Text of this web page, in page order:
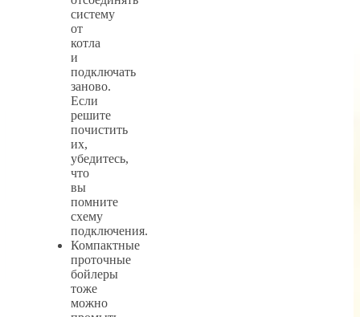
систему
от
котла
и
подключать
заново.
Если
решите
почистить
их,
убедитесь,
что
вы
помните
схему
подключения.
Компактные
проточные
бойлеры
тоже
можно